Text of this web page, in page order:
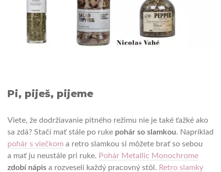
Pi, piješ, pijeme
Viete, že dodržiavanie pitného režimu nie je také ťažké ako
sa zdá? Stačí mať stále po ruke pohár so slamkou. Napríklad
pohár s viečkom a retro slamkou si môžete brať so sebou
a mať ju neustále pri ruke. Pohár Metallic Monochrome
zdobí nápis a rozveselí každý pracovný stôl. Retro slamky